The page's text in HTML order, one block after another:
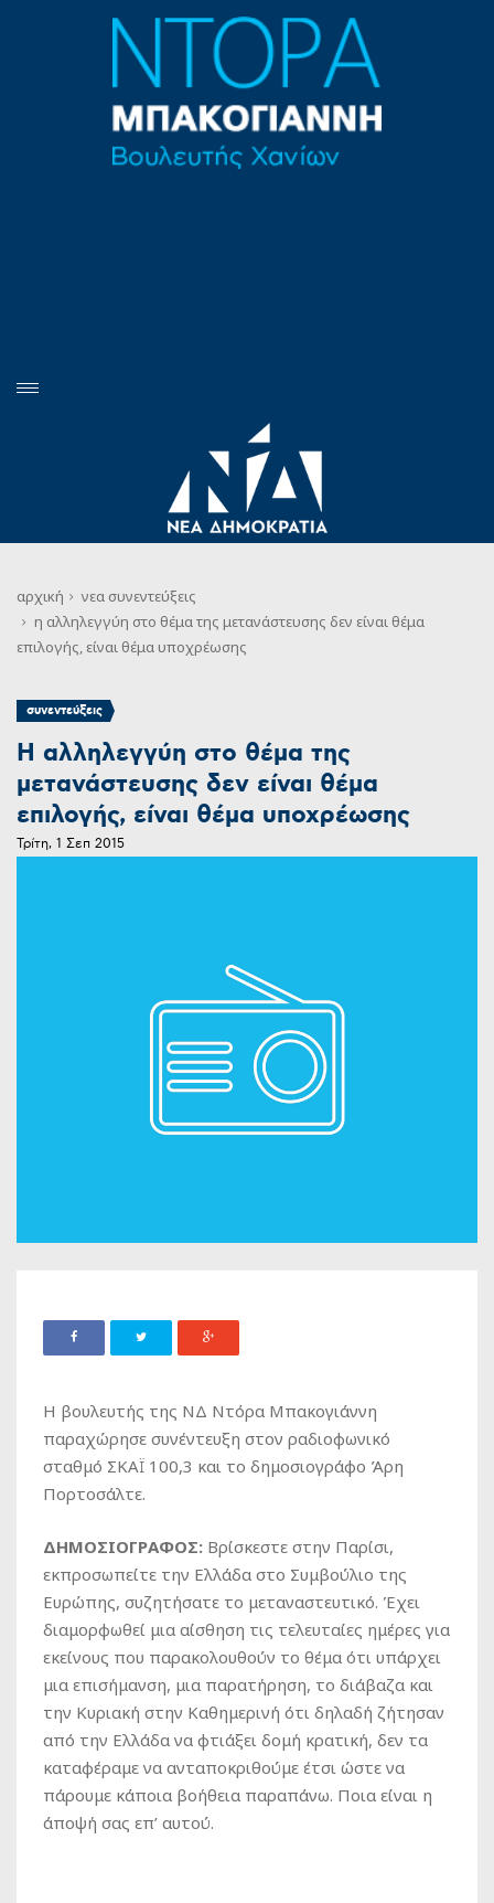
αρχική νεα συνεντεύξεις
η αλληλεγγύη στο θέμα της μετανάστευσης δεν είναι θέμα
επιλογής, είναι θέμα υποχρέωσης
συνεντεύξεις
Η αλληλεγγύη στο θέμα της
μετανάστευσης δεν είναι θέμα
επιλογής, είναι θέμα υποχρέωσης
Τρίτη, 1 Σεπ 2015
H βουλευτής της ΝΔ Ντόρα Μπακογιάννη
παραχώρησε συνέντευξη στον ραδιοφωνικό
σταθμό ΣΚΑΪ 100,3 και το δημοσιογράφο Άρη
Πορτοσάλτε.
ΔΗΜΟΣΙΟΓΡΑΦΟΣ: Βρίσκεστε στην Παρίσι,
εκπροσωπείτε την Ελλάδα στο Συμβούλιο της
Ευρώπης, συζητήσατε το μεταναστευτικό. Έχει
διαμορφωθεί μια αίσθηση τις τελευταίες ημέρες για
εκείνους που παρακολουθούν το θέμα ότι υπάρχει
μια επισήμανση, μια παρατήρηση, το διάβαζα και
την Κυριακή στην Καθημερινή ότι δηλαδή ζήτησαν
από την Ελλάδα να φτιάξει δομή κρατική, δεν τα
καταφέραμε να ανταποκριθούμε έτσι ώστε να
πάρουμε κάποια βοήθεια παραπάνω. Ποια είναι η
άποψή σας επ’ αυτού.